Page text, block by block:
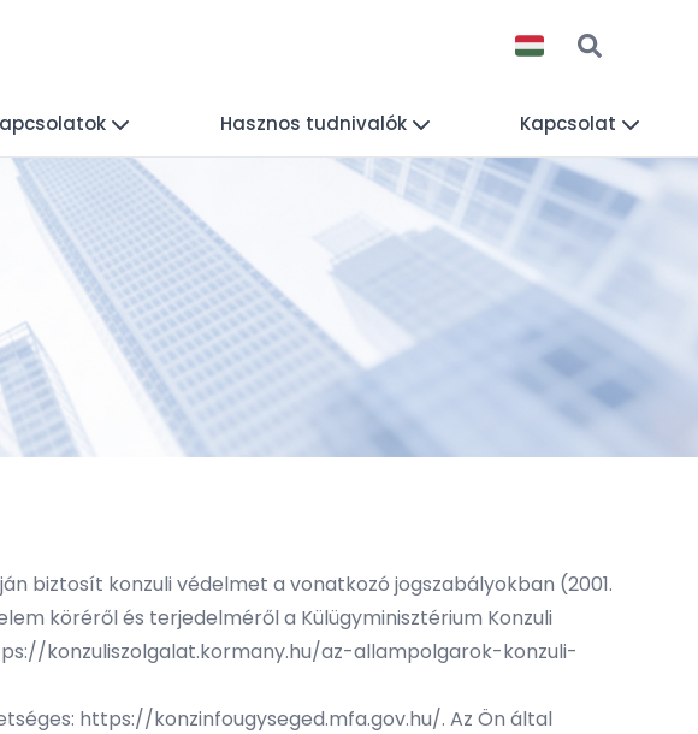
Hasznos tudnivalók Kapcsolat
biztosít konzuli védelmet a vonatkozó jogszabályokban (2001.
köréről és terjedelméről a Külügyminisztérium Konzuli
konzuliszolgalat.kormany.hu/az-allampolgarok-konzuli-
https://konzinfougyseged.mfa.gov.hu/. Az Ön által